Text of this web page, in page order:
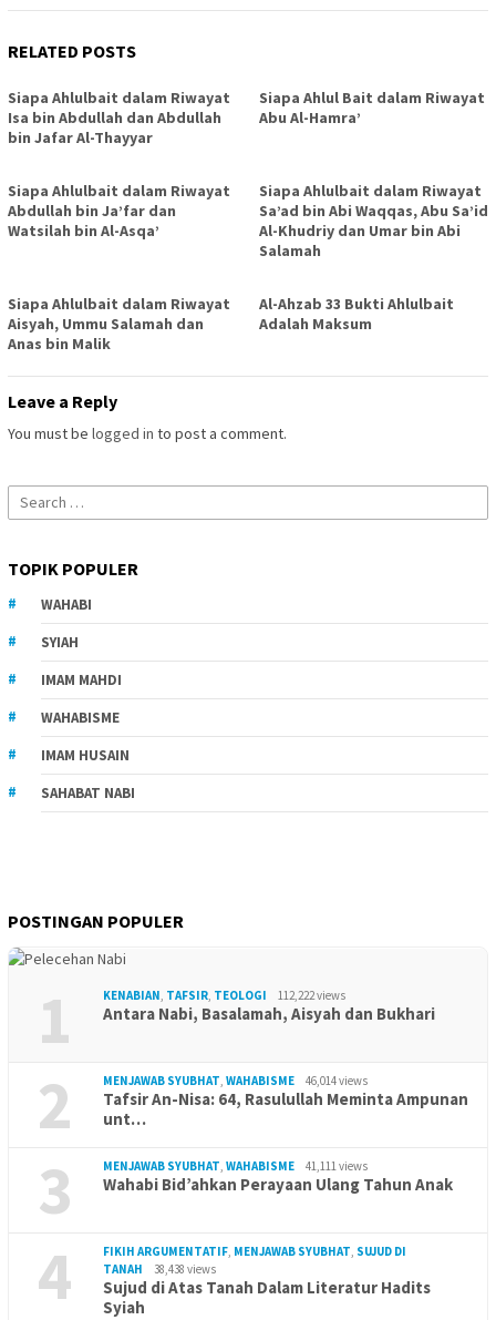
RELATED POSTS
Siapa Ahlulbait dalam Riwayat
Isa bin Abdullah dan Abdullah
bin Jafar Al-Thayyar
Siapa Ahlul Bait dalam Riwayat
Abu Al-Hamra’
Siapa Ahlulbait dalam Riwayat
Abdullah bin Ja’far dan
Watsilah bin Al-Asqa’
Siapa Ahlulbait dalam Riwayat
Sa’ad bin Abi Waqqas, Abu Sa’id
Al-Khudriy dan Umar bin Abi
Salamah
Siapa Ahlulbait dalam Riwayat
Aisyah, Ummu Salamah dan
Anas bin Malik
Al-Ahzab 33 Bukti Ahlulbait
Adalah Maksum
Leave a Reply
You must be logged in to post a comment.
Search
for:
TOPIK POPULER
WAHABI
SYIAH
IMAM MAHDI
WAHABISME
IMAM HUSAIN
SAHABAT NABI
POSTINGAN POPULER
1 KENABIAN, TAFSIR, TEOLOGI 112,222 views
Antara Nabi, Basalamah, Aisyah dan Bukhari
2 MENJAWAB SYUBHAT, WAHABISME 46,014 views
Tafsir An-Nisa: 64, Rasulullah Meminta Ampunan
unt…
3 MENJAWAB SYUBHAT, WAHABISME 41,111 views
Wahabi Bid’ahkan Perayaan Ulang Tahun Anak
4 FIKIH ARGUMENTATIF, MENJAWAB SYUBHAT, SUJUD DI
TANAH
38,438 views
Sujud di Atas Tanah Dalam Literatur Hadits
Syiah